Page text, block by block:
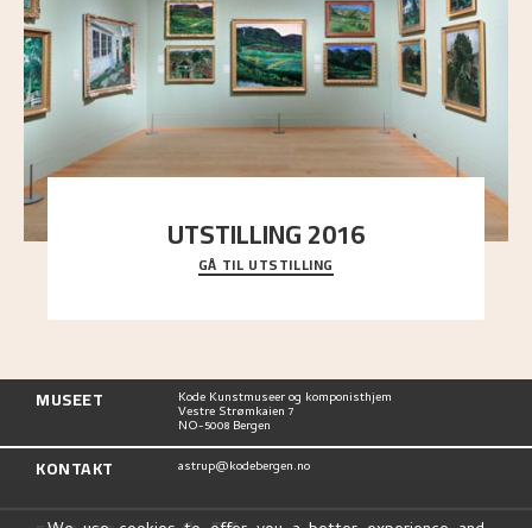
UTSTILLING 2016
En komplett oversikt over Nikolai Astrups
utstillinger, fra debuten i 1900 og frem til i dag.
GÅ TIL UTSTILLING
MUSEET Kode Kunstmuseer og komponisthjem
Vestre Strømkaien 7
NO-5008 Bergen
KONTAKT astrup@kodebergen.no